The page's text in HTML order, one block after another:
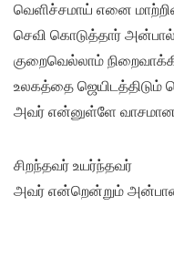
வெளிச்சமாய் எனை
செவி கொடுத்தார்
குறைவெல்லாம்
உலகத்தை ஜெயிடத்திடும்
அவர் என்னுள்ளே
சிறந்தவர் உயர்ந்தவர்
அவர் என்றென்றும்